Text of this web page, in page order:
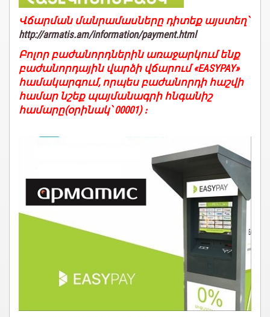
Վճարման մանրամասները դիտեք այստեղ՝
http://armatis.am/information/payment.html
Բոլոր բաժանորդներին առաջարկում ենք
բաժանորդային վարձի վճարում «EASYPAY»
համակարգում, որպես բաժանորդի հաշվի
համար նշեք պայմանագրի հնգանիշ
համարը(օրինակ՝ 00001) ։